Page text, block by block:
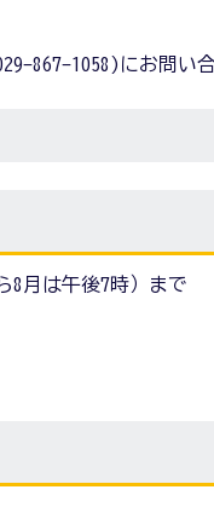
867-1058)にお問い
8月は午後7時）まで